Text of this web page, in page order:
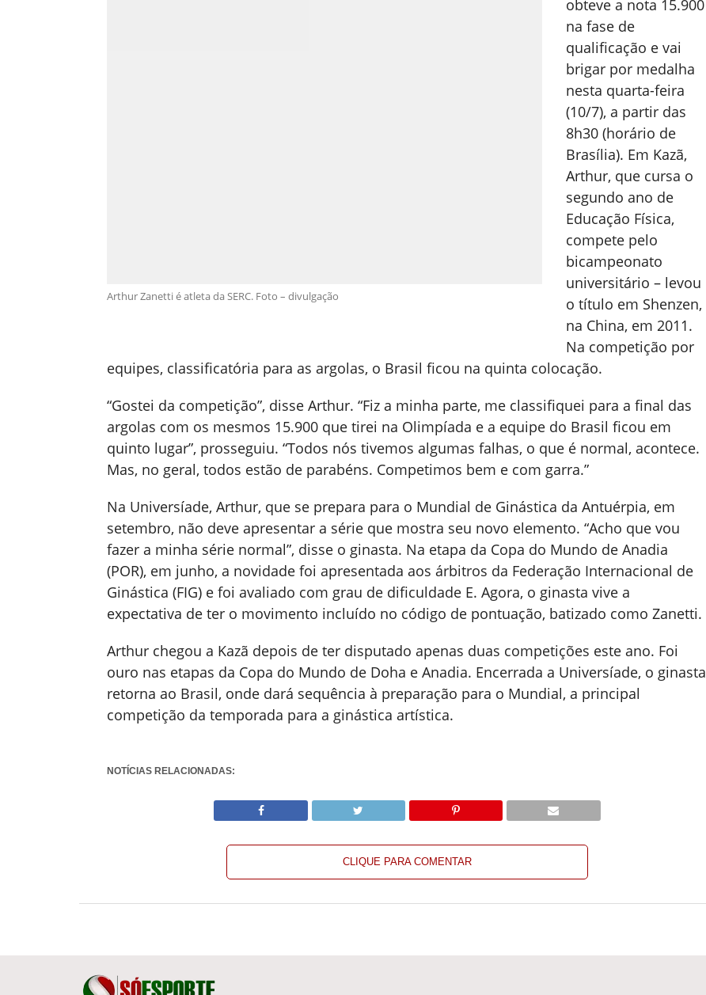
Arthur Zanetti é atleta da SERC. Foto – divulgação
obteve a nota 15.900
na fase de
qualificação e vai
brigar por medalha
nesta quarta-feira
(10/7), a partir das
8h30 (horário de
Brasília). Em Kazã,
Arthur, que cursa o
segundo ano de
Educação Física,
compete pelo
bicampeonato
universitário – levou
o título em Shenzen,
na China, em 2011.
Na competição por
equipes, classificatória para as argolas, o Brasil ficou na quinta colocação.
“Gostei da competição”, disse Arthur. “Fiz a minha parte, me classifiquei para a final das
argolas com os mesmos 15.900 que tirei na Olimpíada e a equipe do Brasil ficou em
quinto lugar”, prosseguiu. “Todos nós tivemos algumas falhas, o que é normal, acontece.
Mas, no geral, todos estão de parabéns. Competimos bem e com garra.”
Na Universíade, Arthur, que se prepara para o Mundial de Ginástica da Antuérpia, em
setembro, não deve apresentar a série que mostra seu novo elemento. “Acho que vou
fazer a minha série normal”, disse o ginasta. Na etapa da Copa do Mundo de Anadia
(POR), em junho, a novidade foi apresentada aos árbitros da Federação Internacional de
Ginástica (FIG) e foi avaliado com grau de dificuldade E. Agora, o ginasta vive a
expectativa de ter o movimento incluído no código de pontuação, batizado como Zanetti.
Arthur chegou a Kazã depois de ter disputado apenas duas competições este ano. Foi
ouro nas etapas da Copa do Mundo de Doha e Anadia. Encerrada a Universíade, o ginasta
retorna ao Brasil, onde dará sequência à preparação para o Mundial, a principal
competição da temporada para a ginástica artística.
NOTÍCIAS RELACIONADAS:
CLIQUE PARA COMENTAR